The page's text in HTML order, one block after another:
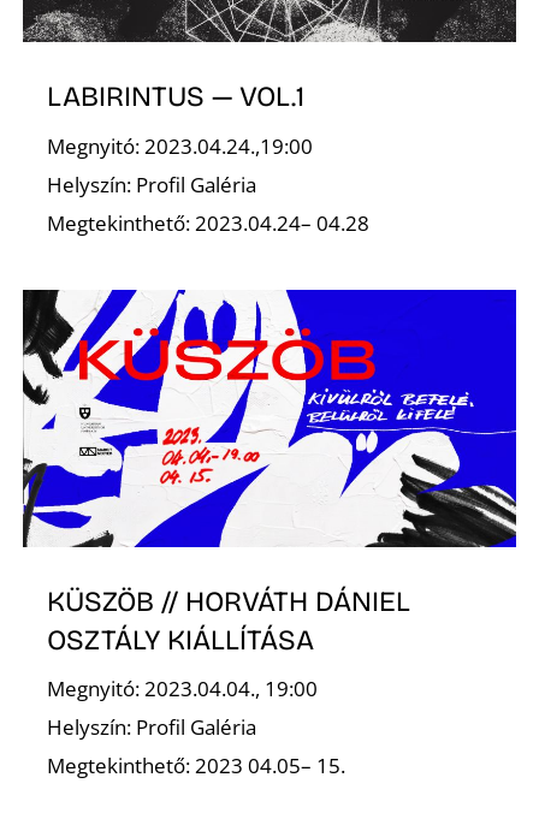
LABIRINTUS — VOL.1
Megnyitó: 2023.04.24.,19:00
Helyszín: Profil Galéria
Megtekinthető: 2023.04.24– 04.28
KÜSZÖB // HORVÁTH DÁNIEL
OSZTÁLY KIÁLLÍTÁSA
Megnyitó: 2023.04.04., 19:00
Helyszín: Profil Galéria
Megtekinthető: 2023 04.05– 15.